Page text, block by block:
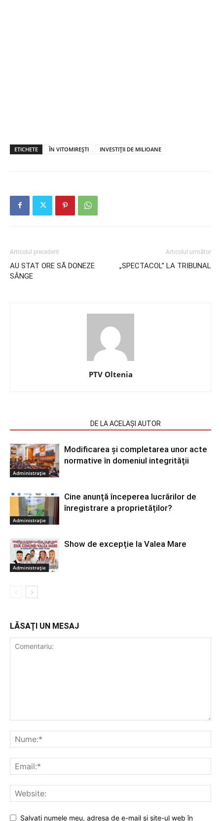
ETICHETE ÎN VITOMIREȘTI INVESTIȚII DE MILIOANE
Articolul precedent
AU STAT ORE SĂ DONEZE
SÂNGE
Articolul următor
„SPECTACOL” LA TRIBUNAL
PTV Oltenia
DE LA ACELAȘI AUTOR
Administrație
Modificarea și completarea unor acte
normative în domeniul integrității
Administrație
Cine anunță începerea lucrărilor de
înregistrare a proprietăților?
Administrație
Show de excepție la Valea Mare
LĂSAȚI UN MESAJ
Salvați numele meu, adresa de e-mail și site-ul web în